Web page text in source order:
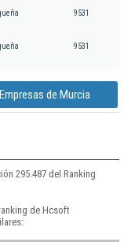
9531
9531
de Murcia
295.487 del Ranking
de Hcsoft